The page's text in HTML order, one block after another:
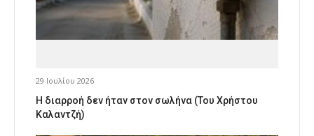
29 Ιουλίου 2026
Η διαρροή δεν ήταν στον σωλήνα (Του Χρήστου
Καλαντζή)